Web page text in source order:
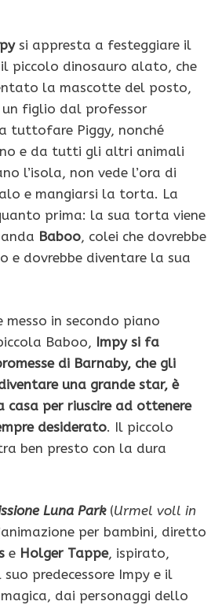
si appresta a festeggiare il
piccolo dinosauro alato, che
la mascotte del posto,
un figlio dal professor
tuttofare Piggy, nonché
e da tutti gli altri animali
l’isola, non vede l’ora di
e mangiarsi la torta. La
prima: la sua torta viene
Baboo, colei che dovrebbe
e dovrebbe diventare la sua
messo in secondo piano
Baboo, Impy si fa
di Barnaby, che gli
una grande star, è
casa per riuscire ad ottenere
desiderato. Il piccolo
ben presto con la dura
Luna Park(Urmel voll in
per bambini, diretto
e Holger Tappe, ispirato,
predecessore Impy e il
dai personaggi dello